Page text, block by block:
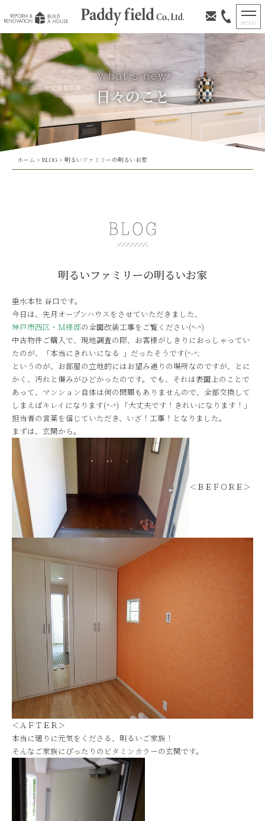
日々のこと
ホーム > BLOG> 明るいファミリーの明るいお家
明るいファミリーの明るいお家
垂水本社 谷口です。
今日は、先月オープンハウスをさせていただきました、
神戸市西区・Ｍ様邸の全面改装工事をご覧ください(^-^)
中古物件ご購入で、現地調査の際、お客様がしきりにおっしゃってい
たのが、「本当にきれいになる
」だったそうです(^-^;
というのが、お部屋の立地的にはお望み通りの場所なのですが、とに
かく、汚れと傷みがひどかったのです。でも、それは表面上のことで
あって、マンション自体は何の問題もありませんので、全部交換して
しまえばキレイになります(^-^) 「大丈夫です！きれいになります！」
担当者の言葉を信じていただき、いざ！工事！となりました。
まずは、玄関から。
＜ＢＥＦＯＲＥ＞
＜ＡＦＴＥＲ＞
本当に廻りに元気をくださる、明るいご家族！
そんなご家族にぴったりのビタミンカラーの玄関です。